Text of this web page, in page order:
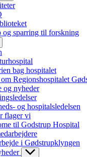
sparring til forskning
bag hospitalet
Regionshospitalet
og nyheder
og hospitalsledelsen
flager vi
til Godstrup Hospital
i Gødstrupklyngen